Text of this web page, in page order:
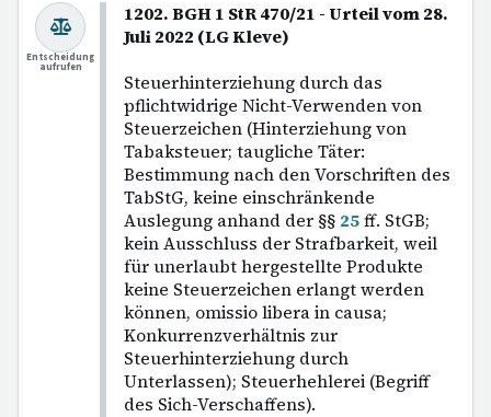
1202. BGH 1 StR 470/21 - Urteil vom 28.
Juli 2022 (LG Kleve)
Steuerhinterziehung durch das
pflichtwidrige Nicht-Verwenden von
Steuerzeichen (Hinterziehung von
Tabaksteuer; taugliche Täter:
Bestimmung nach den Vorschriften des
TabStG, keine einschränkende
Auslegung anhand der §§ 25ff. StGB;
kein Ausschluss der Strafbarkeit, weil
für unerlaubt hergestellte Produkte
keine Steuerzeichen erlangt werden
können, omissio libera in causa;
Konkurrenzverhältnis zur
Steuerhinterziehung durch
Unterlassen); Steuerhehlerei (Begriff
des Sich-Verschaffens).
Entscheidung
aufrufen